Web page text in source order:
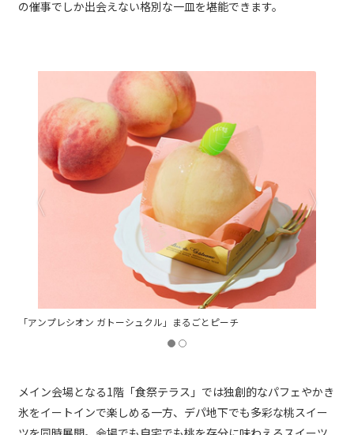
の催事でしか出会えない格別な一皿を堪能できます。
「太陽ノ塔 洋菓子店」桃とサワークリームのたぬき
メイン会場となる1階「食祭テラス」では独創的なパフェやかき
氷をイートインで楽しめる一方、デパ地下でも多彩な桃スイー